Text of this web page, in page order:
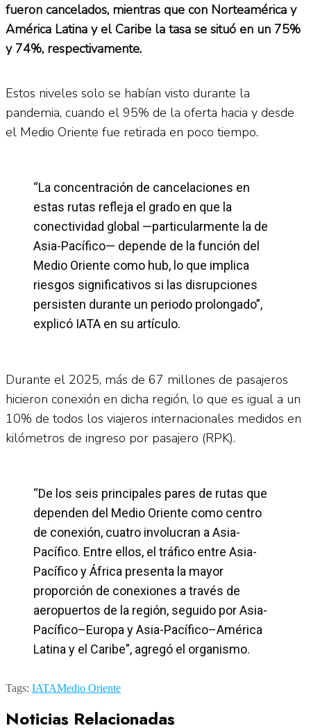
fueron cancelados, mientras que con Norteamérica y
América Latina y el Caribe la tasa se situó en un 75%
y 74%, respectivamente.
Estos niveles solo se habían visto durante la
pandemia, cuando el 95% de la oferta hacia y desde
el Medio Oriente fue retirada en poco tiempo.
“La concentración de cancelaciones en
estas rutas refleja el grado en que la
conectividad global —particularmente la de
Asia-Pacífico— depende de la función del
Medio Oriente como hub, lo que implica
riesgos significativos si las disrupciones
persisten durante un periodo prolongado”,
explicó IATA en su artículo.
Durante el 2025, más de 67 millones de pasajeros
hicieron conexión en dicha región, lo que es igual a un
10% de todos los viajeros internacionales medidos en
kilómetros de ingreso por pasajero (RPK).
“De los seis principales pares de rutas que
dependen del Medio Oriente como centro
de conexión, cuatro involucran a Asia-
Pacífico. Entre ellos, el tráfico entre Asia-
Pacífico y África presenta la mayor
proporción de conexiones a través de
aeropuertos de la región, seguido por Asia-
Pacífico–Europa y Asia-Pacífico–América
Latina y el Caribe”, agregó el organismo.
Tags: IATAMedio Oriente
Noticias Relacionadas